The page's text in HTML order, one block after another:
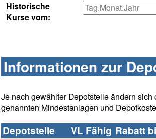
Historische
Kurse vom:
Informationen zur
Je nach gewählter Depotstelle ändern sich
genannten Mindestanlagen und
Depotstelle VL Fähig Rabatt